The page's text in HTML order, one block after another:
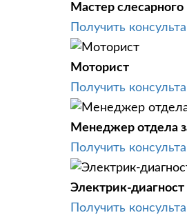
Мастер слесарного
Получить
Моторист
Получить
Менеджер отдела
Получить
Электрик-диагност
Получить